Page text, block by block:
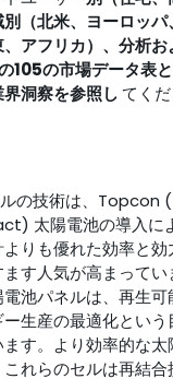
（北米、ヨーロッ
アフリカ）、分析
105の市場データ表
洞察を参照してく
の技術は、Topcon
太陽電池の導入によ
りも優れた効率と
ます人気が高まって
池パネルは、再生
生産の最適化という
す。より効率的な太
れらのセルは再結